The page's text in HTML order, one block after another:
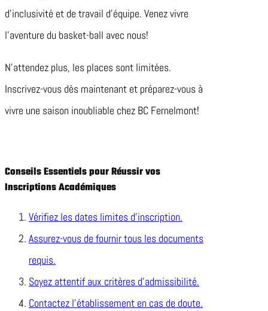
d’inclusivité et de travail d’équipe. Venez vivre
l’aventure du basket-ball avec nous!
N’attendez plus, les places sont limitées.
Inscrivez-vous dès maintenant et préparez-vous à
vivre une saison inoubliable chez BC Fernelmont!
Conseils Essentiels pour Réussir vos
Inscriptions Académiques
Vérifiez les dates limites d’inscription.
Assurez-vous de fournir tous les documents
requis.
Soyez attentif aux critères d’admissibilité.
Contactez l’établissement en cas de doute.